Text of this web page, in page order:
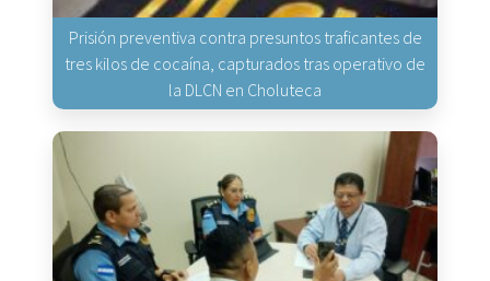
Prisión preventiva contra presuntos traficantes de
tres kilos de cocaína, capturados tras operativo de
la DLCN en Choluteca